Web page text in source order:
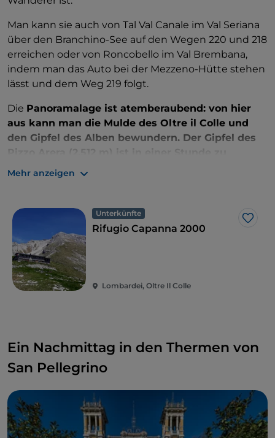
Man kann sie auch von Tal Val Canale im Val Seriana
über den Branchino-See auf den Wegen 220 und 218
erreichen oder von Roncobello im Val Brembana,
indem man das Auto bei der Mezzeno-Hütte stehen
lässt und dem Weg 219 folgt.
Die Panoramalage ist atemberaubend: von hier
aus kann man die Mulde des Oltre il Colle und
den Gipfel des Alben bewundern. Der Gipfel des
Pizzo Arera (2.512 m) ist in einer Stunde zu
erreichen und belohnt mit einem 360-Grad-
Panoramablick auf die Orobischen Alpen, den
Mehr anzeigen
Unterkünfte
Like
Rifugio Capanna 2000
Lombardei, Oltre Il Colle
Ein Nachmittag in den Thermen von
San Pellegrino